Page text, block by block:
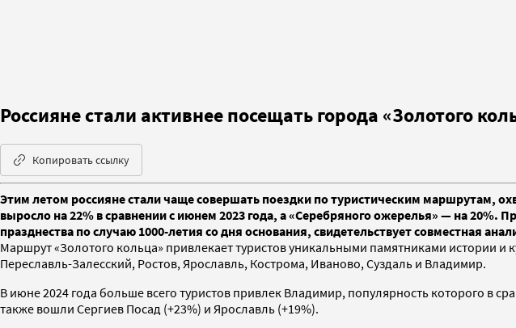
Россияне стали активнее посещать города «Золотого
Копировать ссылку
Этим летом россияне стали чаще совершать поездки по туристическим маршрутам,
выросло на 22% в сравнении с июнем 2023 года, а «Серебряного ожерелья» — на
празднества по случаю 1000-летия со дня основания, свидетельствует совместная
Маршрут «Золотого кольца» привлекает туристов уникальными памятниками истории
Переславль-Залесский, Ростов, Ярославль, Кострома, Иваново, Суздаль и Владимир.
В июне 2024 года больше всего туристов привлек Владимир, популярность которого в
также вошли Сергиев Посад (+23%) и Ярославль (+19%).